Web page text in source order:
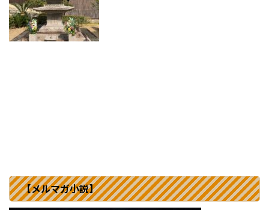
【メルマガ小説】